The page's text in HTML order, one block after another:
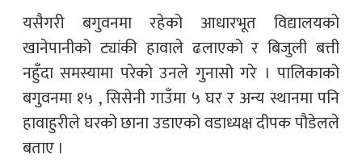
यसैगरी बगुवनमा रहेको आधारभूत विद्यालयको
खानेपानीको ट्यांकी हावाले ढलाएको र बिजुली बत्ती
नहुँदा समस्यामा परेको उनले गुनासो गरे । पालिकाको
बगुवनमा १५ , सिसेनी गाउँमा ५ घर र अन्य स्थानमा पनि
हावाहुरीले घरको छाना उडाएको वडाध्यक्ष दीपक पौडेलले
बताए ।